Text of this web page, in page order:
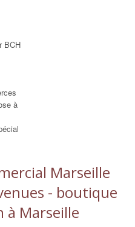
BCH
à
Marseille
- boutique
à Marseille